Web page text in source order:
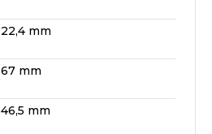
22,4 mm
67 mm
46,5 mm